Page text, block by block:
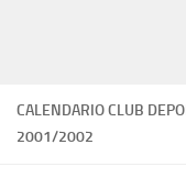
CALENDARIO CLUB
2001/2002